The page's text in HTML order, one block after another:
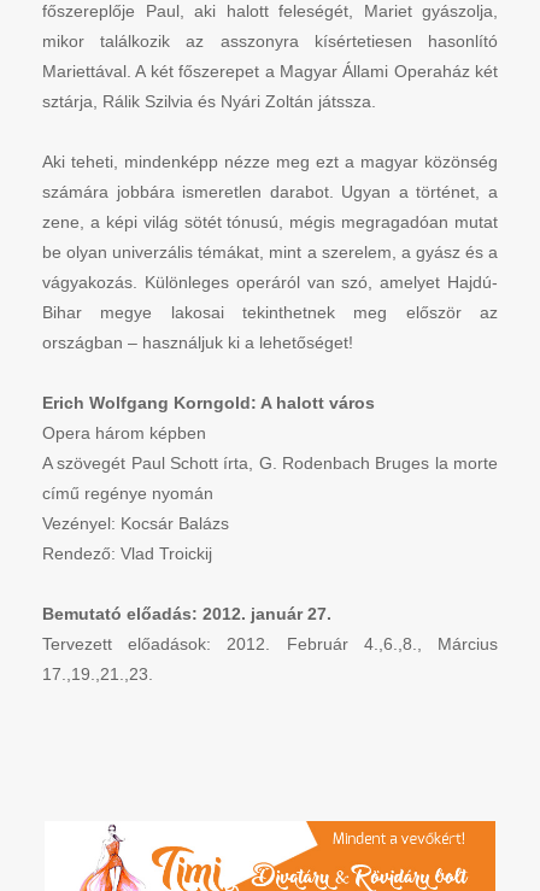
főszereplője Paul, aki halott feleségét, Mariet gyászolja,
mikor találkozik az asszonyra kísértetiesen hasonlító
Mariettával. A két főszerepet a Magyar Állami Operaház két
sztárja, Rálik Szilvia és Nyári Zoltán játssza.
Aki teheti, mindenképp nézze meg ezt a magyar közönség
számára jobbára ismeretlen darabot. Ugyan a történet, a
zene, a képi világ sötét tónusú, mégis megragadóan mutat
be olyan univerzális témákat, mint a szerelem, a gyász és a
vágyakozás. Különleges operáról van szó, amelyet Hajdú-
Bihar megye lakosai tekinthetnek meg először az
országban – használjuk ki a lehetőséget!
Erich Wolfgang Korngold: A halott város
Opera három képben
A szövegét Paul Schott írta, G. Rodenbach Bruges la morte
című regénye nyomán
Vezényel: Kocsár Balázs
Rendező: Vlad Troickij
Bemutató előadás: 2012. január 27.
Tervezett előadások: 2012. Február 4.,6.,8., Március
17.,19.,21.,23.